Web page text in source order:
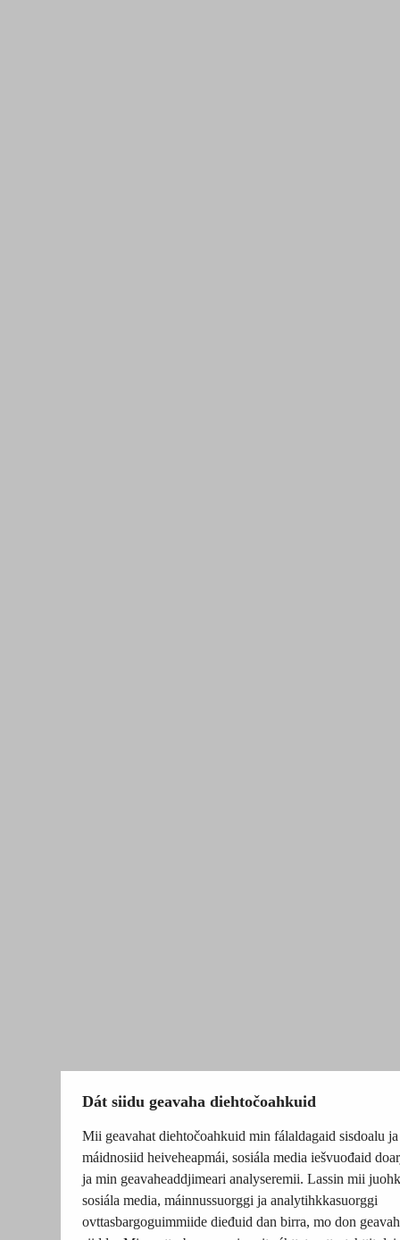
Dát siidu geavaha diehtočoahkuid
Mii geavahat diehtočoahkuid min fálaldagaid sisdoalu ja
máidnosiid heiveheapmái, sosiála media iešvuođaid
ja min geavaheaddjimeari analyseremii. Lassin mii
sosiála media, máinnussuorggi ja analytihkkasuorggi
ovttasbargoguimmiide dieđuid dan birra, mo don